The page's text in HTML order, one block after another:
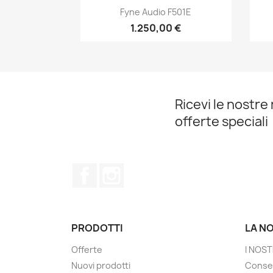
Anteprima
Fyne Audio F501E
1.250,00 €
Ricevi le nostre
offerte speciali
PRODOTTI
Offerte
Nuovi prodotti
LA
I